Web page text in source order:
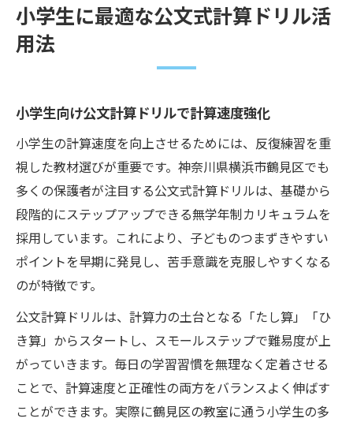
小学生に最適な公文式計算ドリル活
用法
小学生向け公文計算ドリルで計算速度強化
小学生の計算速度を向上させるためには、反復練習を重
視した教材選びが重要です。神奈川県横浜市鶴見区でも
多くの保護者が注目する公文式計算ドリルは、基礎から
段階的にステップアップできる無学年制カリキュラムを
採用しています。これにより、子どものつまずきやすい
ポイントを早期に発見し、苦手意識を克服しやすくなる
のが特徴です。
公文計算ドリルは、計算力の土台となる「たし算」「ひ
き算」からスタートし、スモールステップで難易度が上
がっていきます。毎日の学習習慣を無理なく定着させる
ことで、計算速度と正確性の両方をバランスよく伸ばす
ことができます。実際に鶴見区の教室に通う小学生の多